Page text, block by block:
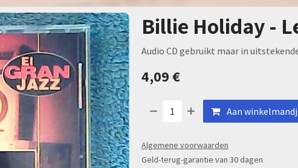
Billie Holiday -
Audio CD gebruikt maar in
4,09€
Aan
Algemene voorwaarden
Geld-terug-garantie van 30 dagen